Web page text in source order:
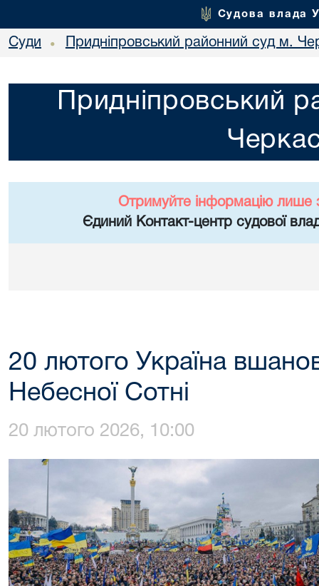
Судова влада
Суди • Придніпровський районний суд м.
Придніпровський
Отримуйте інформацію лише
Єдиний Контакт-центр судової
20 лютого Україна
Небесної Сотні
20 лютого 2026, 10:00